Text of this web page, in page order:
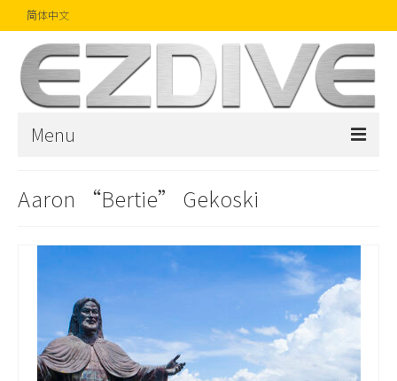
简体中文
Menu
文章
摄影比赛
话题焦点
Aaron “Bertie” Gekoski